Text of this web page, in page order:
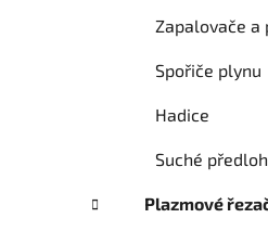
Zapalovače
Spořiče plynu
Hadice
Suché
Plazmové